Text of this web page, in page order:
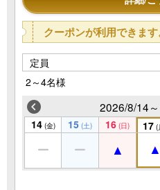
クーポンが利用できます
定員
2～4名様
2026/8/14
14 (金) 15 (土) 16 (日) 17 (